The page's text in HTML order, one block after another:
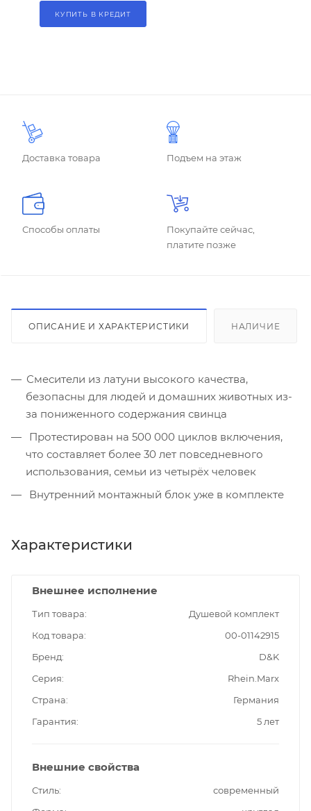
КУПИТЬ В КРЕДИТ
Доставка товара Подъем на этаж
Способы оплаты
Покупайте сейчас,
платите позже
ОПИСАНИЕ И ХАРАКТЕРИСТИКИ НАЛИЧИЕ
Смесители из латуни высокого качества,
безопасны для людей и домашних животных из-
за пониженного содержания свинца
Протестирован на 500 000 циклов включения,
что составляет более 30 лет повседневного
использования, семьи из четырёх человек
Внутренний монтажный блок уже в комплекте
Характеристики
Внешнее исполнение
Тип товара
Душевой комплект
Код товара
00-01142915
Бренд
D&K
Серия
Rhein.Marx
Страна
Германия
Гарантия
5 лет
Внешние свойства
Стиль
современный